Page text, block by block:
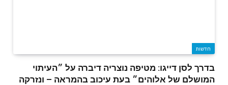
חדשות
בדרך לסן דייגו: מטיפה נוצריה דיברה על ״העיתוי
המושלם של אלוהים״ בעת עיכוב בהמראה – ונזרקה